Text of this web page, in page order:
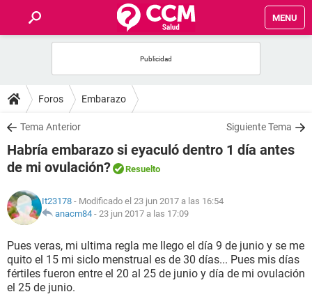
MENU
FOROS
SALUD
FAMILIA
NUTRICIÓN
SEXUALIDAD
Foros Embarazo
Tema Anterior Siguiente Tema
Habría embarazo si eyaculó dentro 1 día antes
de mi ovulación?
Resuelto
It23178 - Modificado el 23 jun 2017 a las 16:54
anacm84 - 23 jun 2017 a las 17:09
Pues veras, mi ultima regla me llego el día 9 de junio y se me
quito el 15 mi siclo menstrual es de 30 días... Pues mis días
fértiles fueron entre el 20 al 25 de junio y día de mi ovulación
el 25 de junio.